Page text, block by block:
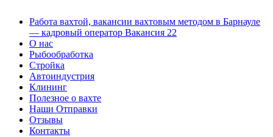
Работа вахтой, вакансии вахтовым методом в Барнауле
— кадровый оператор Вакансия 22
О нас
Рыбообработка
Стройка
Автоиндустрия
Клининг
Полезное о вахте
Наши Отправки
Отзывы
Контакты